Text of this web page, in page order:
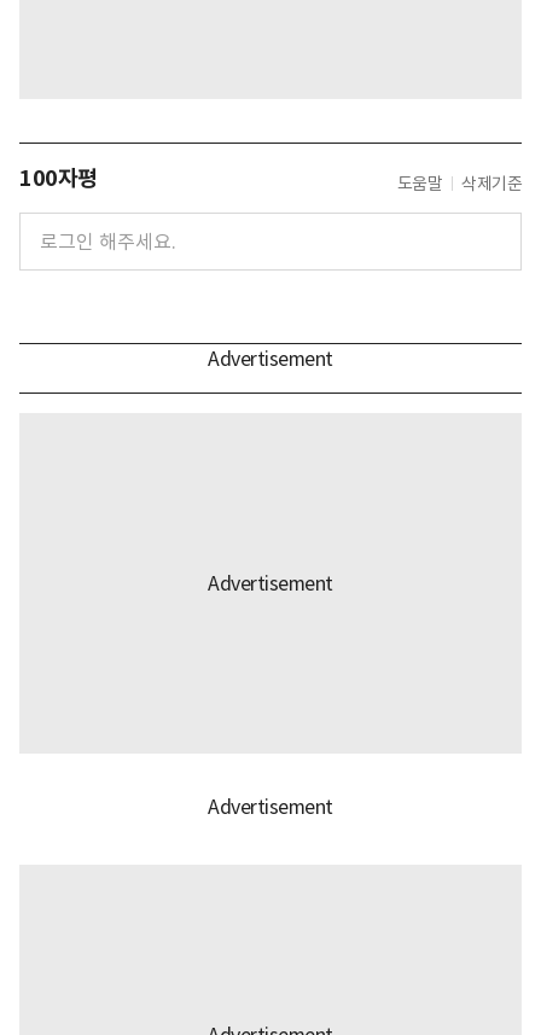
100자평 도움말 삭제기준